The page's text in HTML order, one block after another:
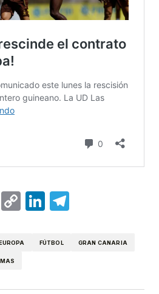
X
CopyLinkedIn
FÚTBOL GRAN CANARIA